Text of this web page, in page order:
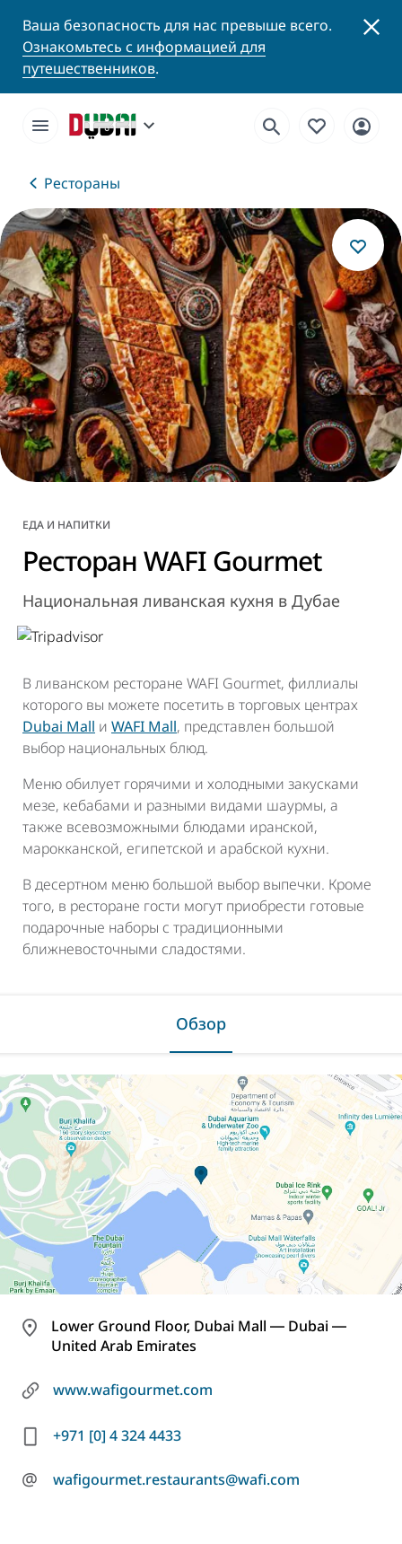
Ваша безопасность для нас превыше всего.
Ознакомьтесь с информацией для
путешественников.
Рестораны
ЕДА И НАПИТКИ
Ресторан WAFI Gourmet
Национальная ливанская кухня в Дубае
В ливанском ресторане WAFI Gourmet, филлиалы
которого вы можете посетить в торговых центрах
Dubai Mall и WAFI Mall, представлен большой
выбор национальных блюд.
Меню обилует горячими и холодными закусками
мезе, кебабами и разными видами шаурмы, а
также всевозможными блюдами иранской,
марокканской, египетской и арабской кухни.
В десертном меню большой выбор выпечки. Кроме
того, в ресторане гости могут приобрести готовые
подарочные наборы с традиционными
ближневосточными сладостями.
Обзор
Lower Ground Floor, Dubai Mall ― Dubai ―
United Arab Emirates
www.wafigourmet.com
+971 [0] 4 324 4433
@ wafigourmet.restaurants@wafi.com